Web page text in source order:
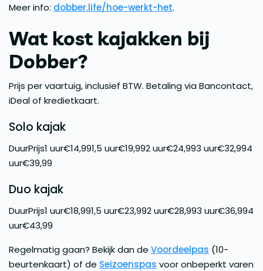
Meer info: dobber.life/hoe-werkt-het.
Wat kost kajakken bij
Dobber?
Prijs per vaartuig, inclusief BTW. Betaling via Bancontact,
iDeal of kredietkaart.
Solo kajak
DuurPrijs1 uur€14,991,5 uur€19,992 uur€24,993 uur€32,994
uur€39,99
Duo kajak
DuurPrijs1 uur€18,991,5 uur€23,992 uur€28,993 uur€36,994
uur€43,99
Regelmatig gaan? Bekijk dan de Voordeelpas (10-
beurtenkaart) of de Seizoenspas voor onbeperkt varen